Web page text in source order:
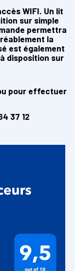
WIFI. Un lit
sur simple
permettra
la
est également
disposition sur
pour effectuer
37 12